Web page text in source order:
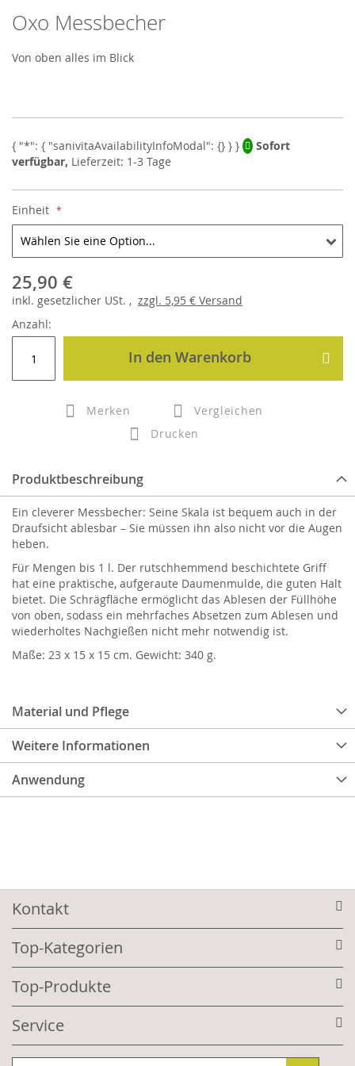
Skip
to
the
beginning
images
Oxo Messbecher
Von oben alles im Blick
Sofort
verfügbar, Lieferzeit: 1-3 Tage
Einheit
25,90 €
inkl. gesetzlicher USt. , zzgl. 5,95 € Versand
Anzahl:
In den Warenkorb
Merken
Vergleichen
Drucken
Produktbeschreibung
Material und Pflege
Weitere Informationen
Anwendung
Ein cleverer Messbecher: Seine Skala ist bequem auch in der
Draufsicht ablesbar – Sie müssen ihn also nicht vor die Augen
heben.
Für Mengen bis 1 l. Der rutschhemmend beschichtete Griff
hat eine praktische, aufgeraute Daumenmulde, die guten Halt
bietet. Die Schrägfläche ermöglicht das Ablesen der Füllhöhe
von oben, sodass ein mehrfaches Absetzen zum Ablesen und
wiederholtes Nachgießen nicht mehr notwendig ist.
Maße: 23 x 15 x 15 cm. Gewicht: 340 g.
Kontakt
Top-Kategorien
Top-Produkte
Service